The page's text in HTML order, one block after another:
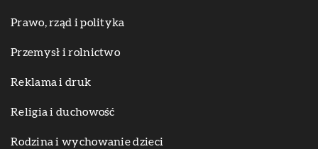
Prawo, rząd i polityka
Przemysł i rolnictwo
Reklama i druk
Religia i duchowość
Rodzina i wychowanie dzieci